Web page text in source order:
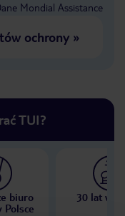
Mondial Assistance
ochrony»
TUI?
biuro
Polsce
30 lat w